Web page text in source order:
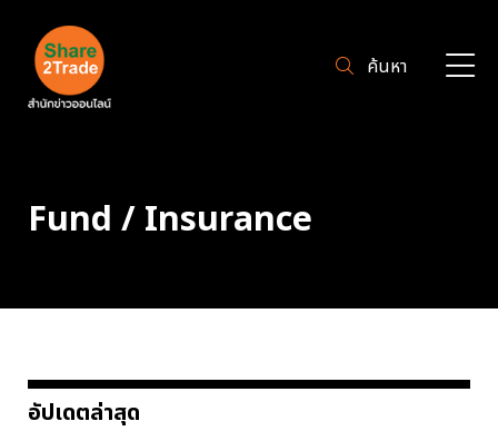
ค้นหา
Fund / Insurance
อัปเดตล่าสุด